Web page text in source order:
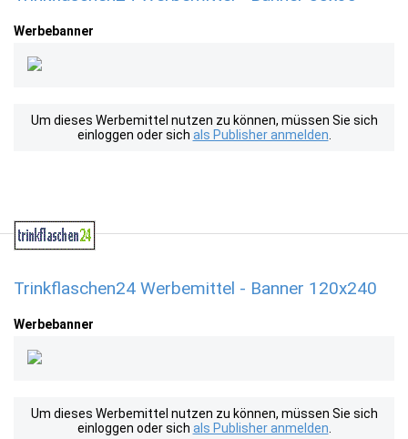
Werbebanner
Um dieses Werbemittel nutzen zu können, müssen Sie sich
einloggen oder sich als Publisher anmelden
Trinkflaschen24 Werbemittel - Banner 120x240
Werbebanner
Um dieses Werbemittel nutzen zu können, müssen Sie sich
einloggen oder sich als Publisher anmelden